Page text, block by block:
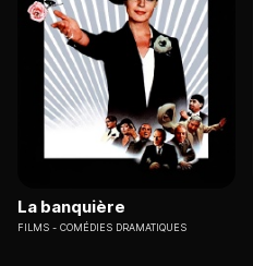
La banquière
FILMS COMÉDIES DRAMATIQUES